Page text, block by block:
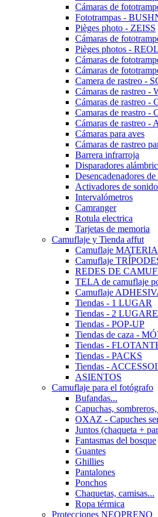
Cámaras de
Fototrampas -
Pièges photo - ZEISS
Cámaras de
Pièges photos -
Cámaras de
Cámaras de
Camera de rastreo -
Cámaras de rastreo -
Cámaras de rastreo -
Camaras de reastro
Cámaras de rastreo -
Cámaras para aves
Cámaras de rastreo
Barrera infrarroja
Disparadores
Desencadenadores
Activadores de sonido
Intervalómetros
Camranger
Rotula electrica
Tarjetas de memoria
Camuflaje y Tienda affut
Camuflaje
Camuflaje
REDES DE
TELA de camuflaje
Camuflaje
Tiendas - 1 LUGAR
Tiendas - 2
Tiendas - POP-UP
Tiendas de caza -
Tiendas -
Tiendas - PACKS
Tiendas -
ASIENTOS
Camuflaje para el fotógrafo
Bufandas...
Capuchas,
OXAZ - Capuches
Juntos (chaqueta +
Fantasmas del bosque
Guantes
Ghillies
Pantalones
Ponchos
Chaquetas, camisas...
Ropa térmica
Protecciones NEOPRENO